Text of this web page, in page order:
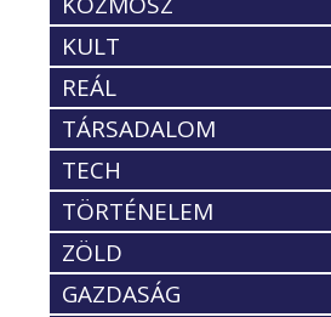
KULT
REÁL
TÁRSADALOM
TECH
TÖRTÉNELEM
ZÖLD
GAZDASÁG